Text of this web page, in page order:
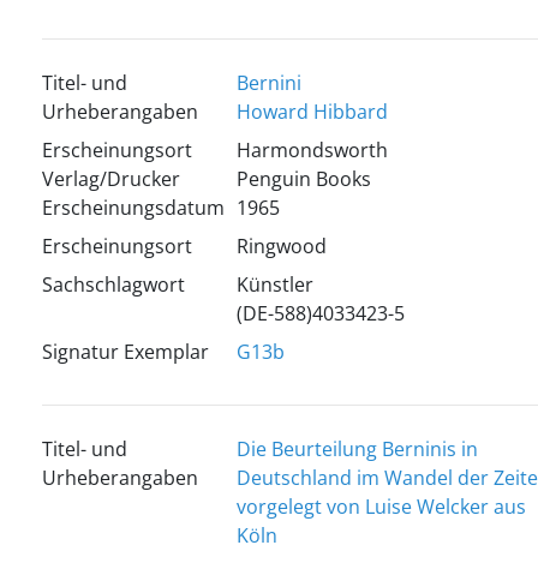
Titel- und
Urheberangaben
Bernini
Howard Hibbard
Erscheinungsort
Verlag/Drucker
Erscheinungsdatum
Harmondsworth
Penguin Books
1965
Erscheinungsort
Ringwood
Sachschlagwort
Künstler
(DE-588)4033423-5
Signatur Exemplar
G13b
Titel- und
Urheberangaben
Die Beurteilung Berninis in
Deutschland im Wandel der
vorgelegt von Luise Welcker aus
Köln